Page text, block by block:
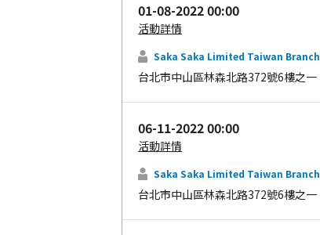
01-08-2022 00:00
活動詳情
Saka Saka Limited Taiwan Branch
台北市中山區林森北路372號6樓之一
06-11-2022 00:00
活動詳情
Saka Saka Limited Taiwan Branch
台北市中山區林森北路372號6樓之一